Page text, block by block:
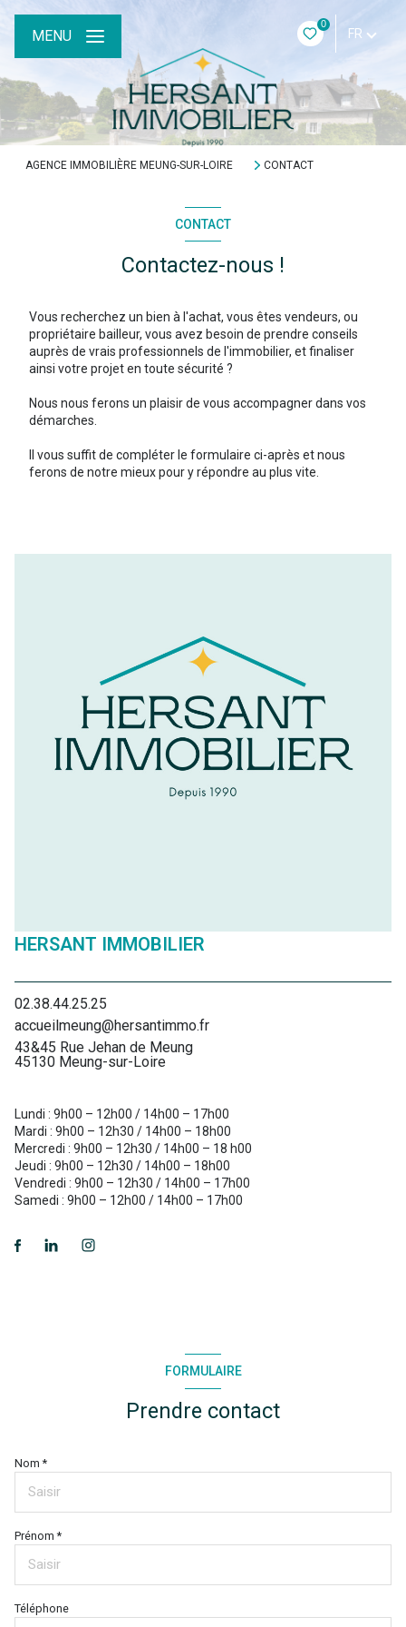
0
FR
MENU
AGENCE IMMOBILIÈRE MEUNG-SUR-LOIRE CONTACT
CONTACT
Contactez-nous !
Vous recherchez un bien à l'achat, vous êtes vendeurs, ou
propriétaire bailleur, vous avez besoin de prendre conseils
auprès de vrais professionnels de l'immobilier, et finaliser
ainsi votre projet en toute sécurité ?
Nous nous ferons un plaisir de vous accompagner dans vos
démarches.
Il vous suffit de compléter le formulaire ci-après et nous
ferons de notre mieux pour y répondre au plus vite.
HERSANT IMMOBILIER
02.38.44.25.25
accueilmeung@hersantimmo.fr
43&45 Rue Jehan de Meung
45130 Meung-sur-Loire
Lundi : 9h00 – 12h00 / 14h00 – 17h00
Mardi : 9h00 – 12h30 / 14h00 – 18h00
Mercredi : 9h00 – 12h30 / 14h00 – 18 h00
Jeudi : 9h00 – 12h30 / 14h00 – 18h00
Vendredi : 9h00 – 12h30 / 14h00 – 17h00
Samedi : 9h00 – 12h00 / 14h00 – 17h00
FORMULAIRE
Prendre contact
Nom *
Prénom *
Téléphone